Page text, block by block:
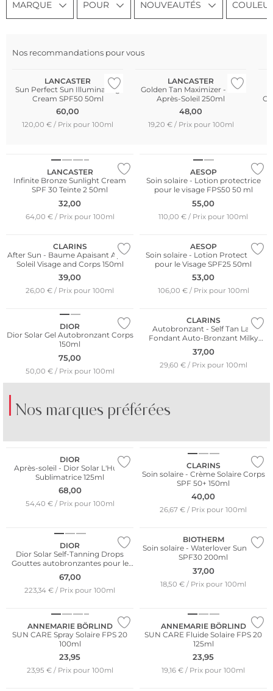
MARQUE POUR NOUVEAUTÉS
Nos recommandations pour vous
LANCASTER
Sun Perfect Sun Illuminating
Cream SPF50 50ml
60,00
120,00 € / Prix pour 100ml
Meilleures ventes
LANCASTER
Golden Tan Maximizer - Lait
Après-Soleil 250ml
48,00
19,20 € / Prix pour 100ml
LANCASTER
Infinite Bronze Sunlight Cream
SPF 30 Teinte 2 50ml
32,00
64,00 € / Prix pour 100ml
AESOP
Soin solaire - Lotion protectrice
pour le visage FPS50 50 ml
55,00
110,00 € / Prix pour 100ml
CLARINS
After Sun - Baume Apaisant Après
Soleil Visage and Corps 150ml
39,00
26,00 € / Prix pour 100ml
AESOP
Soin solaire - Lotion Protectrice
pour le Visage SPF25 50ml
53,00
106,00 € / Prix pour 100ml
DIOR
Dior Solar Gel Autobronzant Corps
150ml
75,00
50,00 € / Prix pour 100ml
CLARINS
Autobronzant - Self Tan Lait
Fondant Auto-Bronzant Milky
Lotion 125 ml
37,00
29,60 € / Prix pour 100ml
Nos marques préférées
BORNTO­STANDOUT
BRUNELLO CUCINELLI
DIOR
Après-soleil - Dior Solar L'Huile
Sublimatrice 125ml
68,00
54,40 € / Prix pour 100ml
CLARINS
Soin solaire - Crème Solaire Corps
SPF 50+ 150ml
40,00
26,67 € / Prix pour 100ml
DIOR
Dior Solar Self-Tanning Drops
Gouttes autobronzantes pour le
visage et le cou 30 ml
67,00
223,34 € / Prix pour 100ml
BIOTHERM
Soin solaire - Waterlover Sun Mist
SPF30 200ml
37,00
18,50 € / Prix pour 100ml
ANNEMARIE BÖRLIND
SUN CARE Spray Solaire FPS 20
100ml
23,95
23,95 € / Prix pour 100ml
ANNEMARIE BÖRLIND
SUN CARE Fluide Solaire FPS 20
125ml
23,95
19,16 € / Prix pour 100ml